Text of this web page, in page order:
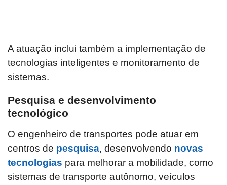
A atuação inclui também a implementação de
tecnologias inteligentes e monitoramento de
sistemas.
Pesquisa e desenvolvimento
tecnológico
O engenheiro de transportes pode atuar em
centros de pesquisa, desenvolvendo novas
tecnologias para melhorar a mobilidade, como
sistemas de transporte autônomo, veículos